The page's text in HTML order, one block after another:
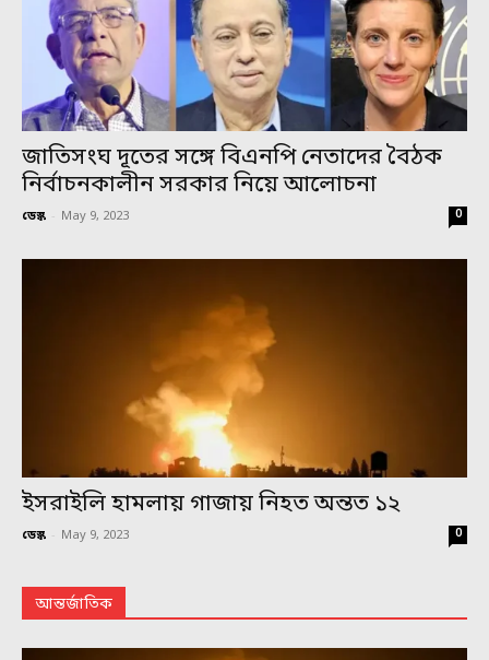
জাতিসংঘ দূতের সঙ্গে বিএনপি নেতাদের বৈঠক
নির্বাচনকালীন সরকার নিয়ে আলোচনা
ডেস্ক - May 9, 2023 0
ইসরাইলি হামলায় গাজায় নিহত অন্তত ১২
ডেস্ক - May 9, 2023 0
আন্তর্জাতিক